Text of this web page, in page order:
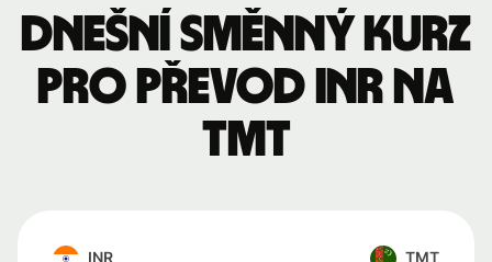
Dnešní směnný kurz
pro převod INR na
TMT
INR TMT